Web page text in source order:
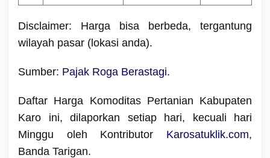
Disclaimer: Harga bisa berbeda, tergantung
wilayah pasar (lokasi anda).
Sumber: Pajak Roga Berastagi.
Daftar Harga Komoditas Pertanian Kabupaten
Karo ini, dilaporkan setiap hari, kecuali hari
Minggu oleh Kontributor Karosatuklik.com,
Banda Tarigan.